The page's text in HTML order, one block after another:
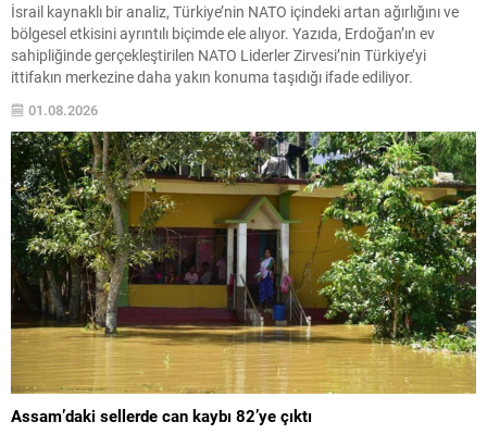
İsrail kaynaklı bir analiz, Türkiye’nin NATO içindeki artan ağırlığını ve
bölgesel etkisini ayrıntılı biçimde ele alıyor. Yazıda, Erdoğan’ın ev
sahipliğinde gerçekleştirilen NATO Liderler Zirvesi’nin Türkiye’yi
ittifakın merkezine daha yakın konuma taşıdığı ifade ediliyor.
Analizde, Türkiye’nin hem askeri hem de coğrafi avantajları üzerinden
ittifak içinde giderek vazgeçilmez hale geldiği vurgulanıyor. Bu...
01.08.2026
Assam’daki sellerde can kaybı 82’ye çıktı